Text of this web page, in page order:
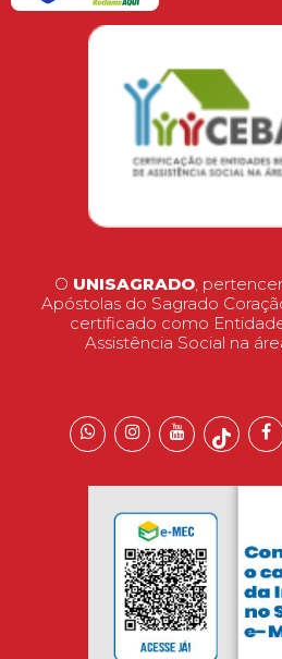
O UNISAGRADO,
Apóstolas do Sagrado
certificado como
Assistência Social na